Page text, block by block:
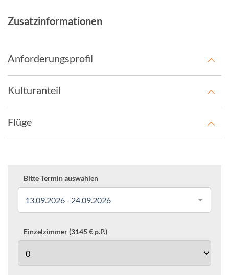
Zusatzinformationen
Anforderungsprofil
Kulturanteil
Flüge
Bitte Termin auswählen
13.09.2026 - 24.09.2026
Einzelzimmer (3145 € p.P.)